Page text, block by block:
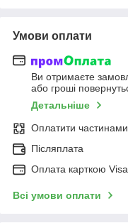
Умови оплати
Ви отримаєте
або гроші
Детальніше
Оплатити частинами
Післяплата
Оплата карткою
Всі умови оплати